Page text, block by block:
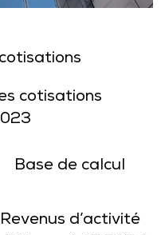
cotisations
Base de calcul
Revenus d’activité